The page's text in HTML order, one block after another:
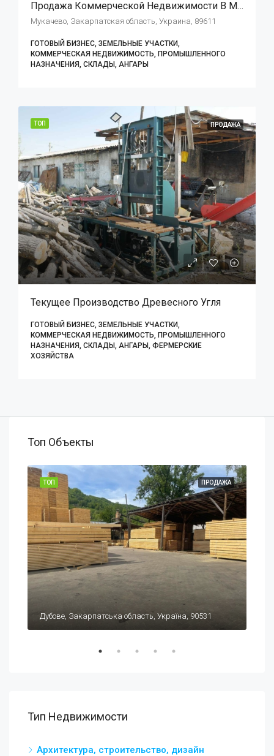
Продажа Коммерческой Недвижимости В Мукачево, Автомобилистов, 7
Мукачево, Закарпатская область, Украина, 89611
ГОТОВЫЙ БИЗНЕС, ЗЕМЕЛЬНЫЕ УЧАСТКИ,
КОММЕРЧЕСКАЯ НЕДВИЖИМОСТЬ, ПРОМЫШЛЕННОГО
НАЗНАЧЕНИЯ, СКЛАДЫ, АНГАРЫ
ТОП ПРОДАЖА
Текущее Производство Древесного Угля
ГОТОВЫЙ БИЗНЕС, ЗЕМЕЛЬНЫЕ УЧАСТКИ,
КОММЕРЧЕСКАЯ НЕДВИЖИМОСТЬ, ПРОМЫШЛЕННОГО
НАЗНАЧЕНИЯ, СКЛАДЫ, АНГАРЫ, ФЕРМЕРСКИЕ
ХОЗЯЙСТВА
Топ Объекты
ПРОДАЖА
ТОП
Дубове, Закарпатська область, Україна, 90531
Тип Недвижимости
Архитектура, строительство, дизайн